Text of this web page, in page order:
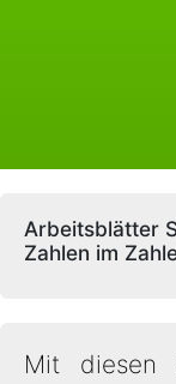
Arbeitsblätter
Zahlen im
Mit diesen